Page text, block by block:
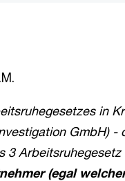
in
GmbH)
3
(egal